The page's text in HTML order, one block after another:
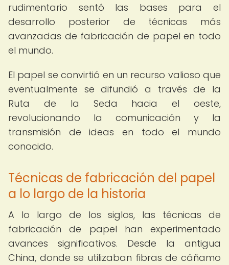
rudimentario sentó las bases para el
desarrollo posterior de técnicas más
avanzadas de fabricación de papel en todo
el mundo.
El papel se convirtió en un recurso valioso que
eventualmente se difundió a través de la
Ruta de la Seda hacia el oeste,
revolucionando la comunicación y la
transmisión de ideas en todo el mundo
conocido.
Técnicas de fabricación del papel
a lo largo de la historia
A lo largo de los siglos, las técnicas de
fabricación de papel han experimentado
avances significativos. Desde la antigua
China, donde se utilizaban fibras de cáñamo